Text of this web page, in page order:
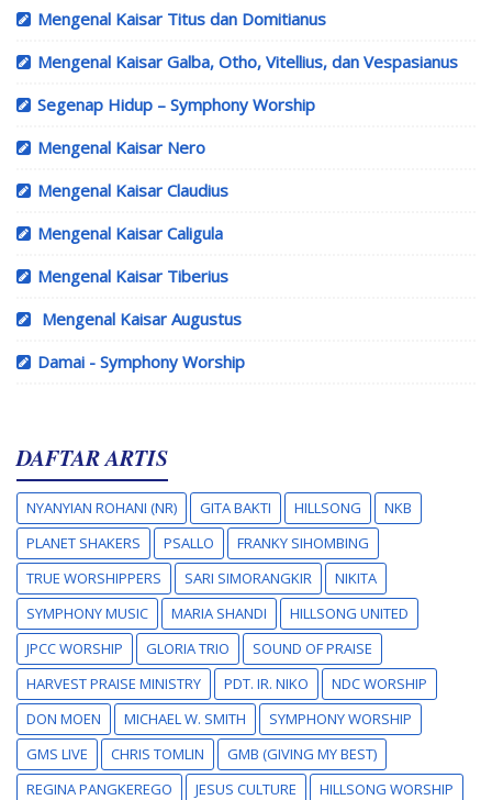
Mengenal Kaisar Titus dan Domitianus
Mengenal Kaisar Galba, Otho, Vitellius, dan Vespasianus
Segenap Hidup – Symphony Worship
Mengenal Kaisar Nero
Mengenal Kaisar Claudius
Mengenal Kaisar Caligula
Mengenal Kaisar Tiberius
Mengenal Kaisar Augustus
Damai - Symphony Worship
DAFTAR ARTIS
NYANYIAN ROHANI (NR) GITA BAKTI HILLSONG
NKB
PLANET SHAKERS
PSALLO
FRANKY SIHOMBING
TRUE WORSHIPPERS
SARI SIMORANGKIR
NIKITA
SYMPHONY MUSIC
MARIA SHANDI
HILLSONG UNITED
JPCC WORSHIP
GLORIA TRIO
SOUND OF PRAISE
HARVEST PRAISE MINISTRY
PDT. IR. NIKO
NDC WORSHIP
DON MOEN
MICHAEL W. SMITH
SYMPHONY WORSHIP
GMS LIVE
CHRIS TOMLIN
GMB (GIVING MY BEST)
REGINA PANGKEREGO
JESUS CULTURE
HILLSONG WORSHIP